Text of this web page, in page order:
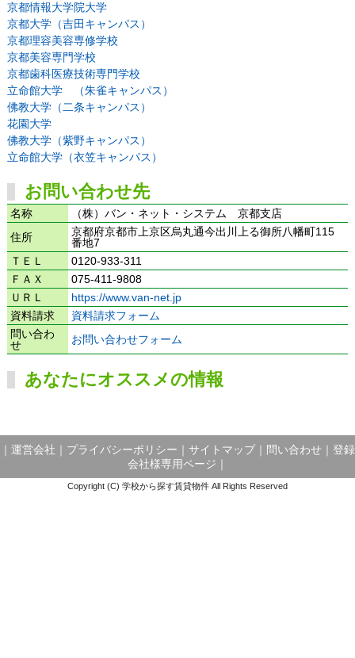
京都情報大学院大学
京都大学（吉田キャンパス）
京都理容美容専修学校
京都美容専門学校
京都歯科医療技術専門学校
立命館大学 （朱雀キャンパス）
佛教大学（二条キャンパス）
花園大学
佛教大学（紫野キャンパス）
立命館大学（衣笠キャンパス）
お問い合わせ先
名称
（株）バン・ネット・システム 京都支店
住所
京都府京都市上京区烏丸通今出川上る御所八幡町115
番地7
ＴＥＬ
0120-933-311
ＦＡＸ
075-411-9808
ＵＲＬ
https://www.van-net.jp
資料請求
資料請求フォーム
問い合わ
せ
お問い合わせフォーム
あなたにオススメの情報
運営会社 プライバシーポリシー サイトマップ｜ 問い合わせ
登録
会社様専用ページ
Copyright (C) 学校から探す賃貸物件 All Rights Reserved